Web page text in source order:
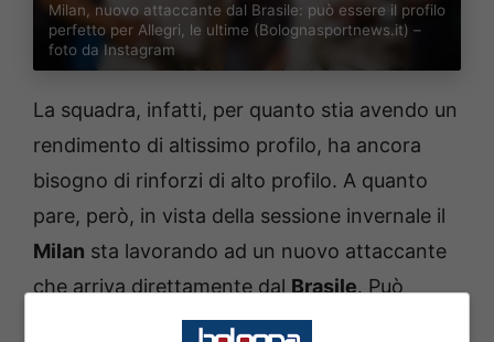
Milan, nuovo attaccante dal Brasile: può essere il profilo
perfetto per Allegri, le ultime (Bolognasportnews.it) –
foto da Instagram
La squadra, infatti, per quanto stia avendo un
rendimento di altissimo profilo, ha ancora
bisogno di rinforzi di alto profilo. A quanto
pare, però, in vista della sessione invernale il
Milan sta lavorando ad un nuovo attaccante
che arriva direttamente dal Brasile. Può
essere lui il profilo perfetto per il reparto